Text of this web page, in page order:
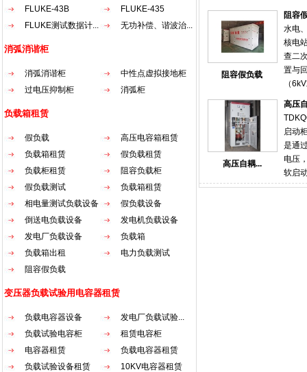
FLUKE-43B
FLUKE-435
FLUKE测试数据计...
无功补偿、谐波治...
消弧消谐柜
消弧消谐柜
中性点虚拟接地柜
过电压抑制柜
消弧柜
负载箱租赁
假负载
高压电容箱租赁
负载箱租赁
假负载租赁
负载柜租赁
阻容负载柜
假负载测试
负载箱租赁
相电量测试负载设备
假负载设备
倒送电负载设备
发电机负载设备
发电厂负载设备
负载箱
负载箱出租
电力负载测试
阻容假负载
变压器负载试验用电容器租赁
负载电容器设备
发电厂负载试验...
负载试验电容柜
租赁电容柜
电容器租赁
负载电容器租赁
负载试验设备租赁
10KV电容器租赁
好等
于国
平江
术人
随着
式受
来重
电，
段 。
的单
力保
础。
调式
一次
阻容假负载
阻容
水电
核电
查二
置与
（
容器
压备
性。
护可
比普
备的
电厂
高压自耦...
高压
启动
是通
电压
软启
空环